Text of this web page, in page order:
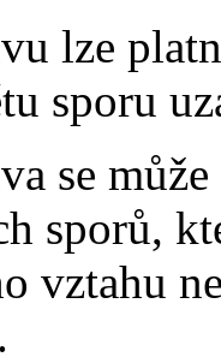
lze
sporu
se
sporů,
vztahu